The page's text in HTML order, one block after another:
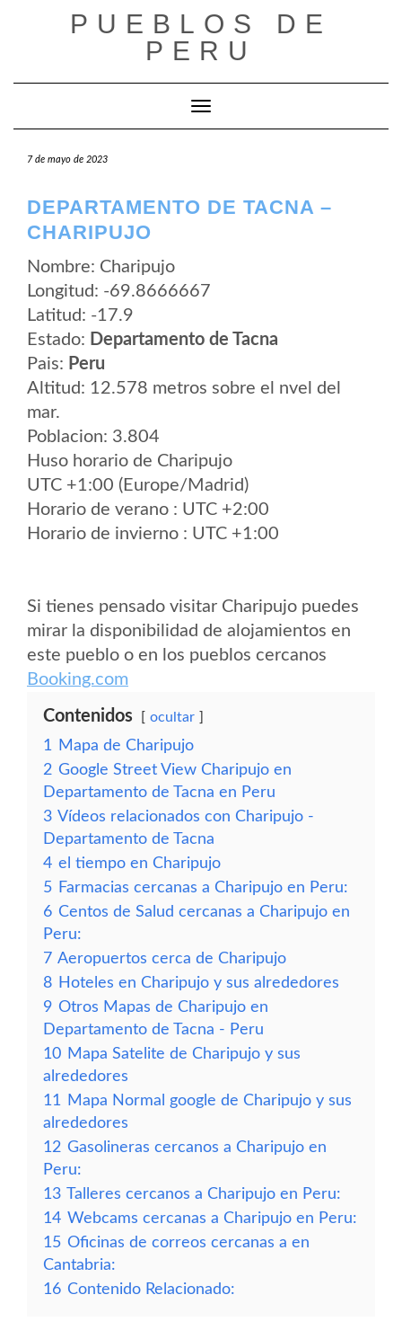
PUEBLOS DE
PERU
Cambiar modo de navegación
7 de mayo de 2023
DEPARTAMENTO DE TACNA –
CHARIPUJO
Nombre: Charipujo
Longitud: -69.8666667
Latitud: -17.9
Estado: Departamento de Tacna
Pais: Peru
Altitud: 12.578 metros sobre el nvel del
mar.
Poblacion: 3.804
Huso horario de Charipujo
UTC +1:00 (Europe/Madrid)
Horario de verano : UTC +2:00
Horario de invierno : UTC +1:00
Si tienes pensado visitar Charipujo puedes
mirar la disponibilidad de alojamientos en
este pueblo o en los pueblos cercanos
Booking.com
Contenidos ocultar
1
Mapa de Charipujo
2 Google Street View Charipujo en
Departamento de Tacna en Peru
3 Vídeos relacionados con Charipujo -
Departamento de Tacna
4 el tiempo en Charipujo
5 Farmacias cercanas a Charipujo en Peru:
6 Centos de Salud cercanas a Charipujo en
Peru:
7 Aeropuertos cerca de Charipujo
8 Hoteles en Charipujo y sus alrededores
9 Otros Mapas de Charipujo en
Departamento de Tacna - Peru
10 Mapa Satelite de Charipujo y sus
alrededores
11
Mapa Normal google de Charipujo y sus
alrededores
12 Gasolineras cercanos a Charipujo en
Peru:
13 Talleres cercanos a Charipujo en Peru:
14 Webcams cercanas a Charipujo en Peru:
15 Oficinas de correos cercanas a en
Cantabria:
16 Contenido Relacionado: